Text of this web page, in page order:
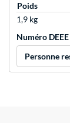
Poids
1,9 kg
Numéro DEEE
Personne